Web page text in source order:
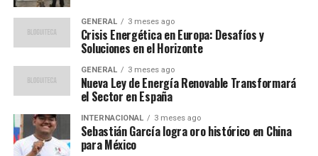
Industria
El impacto de esta crisis se siente en todos los niveles de
difícil decisión de elegir entre calentar sus hogares o
cubrir otras necesidades básicas. Las industrias, por su
parte, se enfrentan a costos operativos más altos, lo que
podría llevar a un aumento en los precios de los
productos y servicios.
GENERAL 3 meses ago
Crisis Energética en Europa: Desafíos y
Soluciones en el Horizonte
GENERAL 3 meses ago
Nueva Ley de Energía Renovable Transformará
el Sector en España
INTERNACIONAL 3 meses ago
Sebastián García logra oro histórico en China
para México